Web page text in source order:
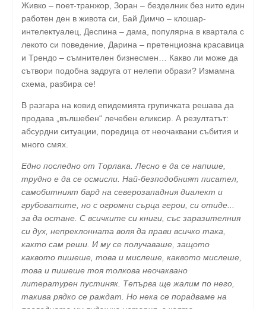
Живко – поет-транжор, Зоран – безделник без нито един
работен ден в живота си, Бай Димчо – клошар-
интелектуалец, Деспина – дама, популярна в квартала с
лекото си поведение, Дарина – претенциозна красавица
и Трендо – съмнителен бизнесмен… Какво ли може да
сътвори подобна задруга от нелепи образи? Измамна
схема, разбира се!
В разгара на ковид епидемията групичката решава да
продава „вълшебен“ лечебен еликсир. А резултатът:
абсурдни ситуации, поредица от неочаквани събития и
много смях.
Едно последно от Торлака. Лесно е да се напише,
трудно е да се осмисли. Най-безподобният писател,
самобитният бард на северозападния диалект и
грубоватите, но с огромни сърца герои, си отиде...
за да остане. С всичките си книги, със заразителния
си дух, непреклонната воля да прави всичко така,
както сам реши. И му се получаваше, защото
каквото пишеше, това и мислеше, каквото мислеше,
това и пишеше тоя толкова неочаквано
литературен пустиняк. Тепърва ще жалим по него,
такива рядко се раждат. Но нека се порадваме на